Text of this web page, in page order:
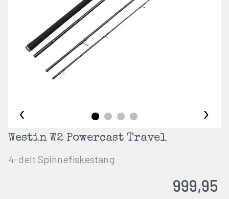
‹ ›
Westin W2 Powercast Travel
4-delt Spinnefiskestang
999,95